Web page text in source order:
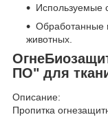
Используемые
Обработанные
животных.
ПО" для
Описание:
Пропитка